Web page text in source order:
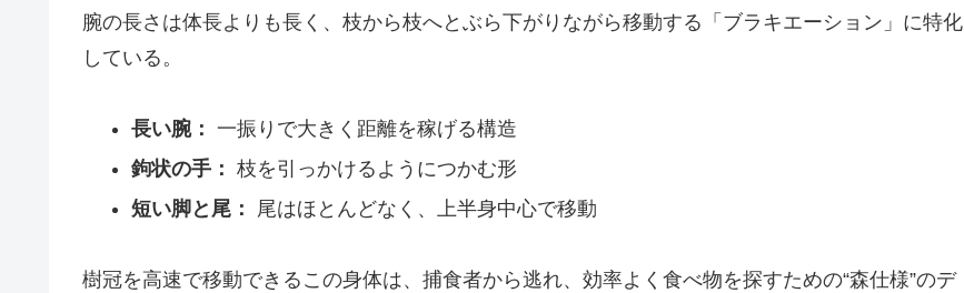
腕の長さは体長よりも長く、枝から枝へとぶら下がりながら移動する「ブラキエーション」に特化
している。
長い腕： 一振りで大きく距離を稼げる構造
鉤状の手： 枝を引っかけるようにつかむ形
短い脚と尾：
尾はほとんどなく、上半身中心で移動
樹冠を高速で移動できるこの身体は、捕食者から逃れ、効率よく食べ物を探すための“森仕様”のデ